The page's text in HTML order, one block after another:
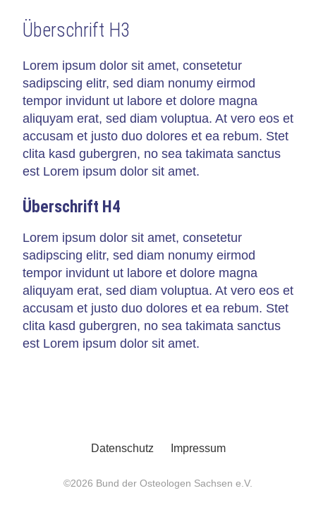
Überschrift H3
Lorem ipsum dolor sit amet, consetetur
sadipscing elitr, sed diam nonumy eirmod
tempor invidunt ut labore et dolore magna
aliquyam erat, sed diam voluptua. At vero eos et
accusam et justo duo dolores et ea rebum. Stet
clita kasd gubergren, no sea takimata sanctus
est Lorem ipsum dolor sit amet.
Überschrift H4
Lorem ipsum dolor sit amet, consetetur
sadipscing elitr, sed diam nonumy eirmod
tempor invidunt ut labore et dolore magna
aliquyam erat, sed diam voluptua. At vero eos et
accusam et justo duo dolores et ea rebum. Stet
clita kasd gubergren, no sea takimata sanctus
est Lorem ipsum dolor sit amet.
Navigation
Datenschutz Impressum
©2026 Bund der Osteologen Sachsen e.V.